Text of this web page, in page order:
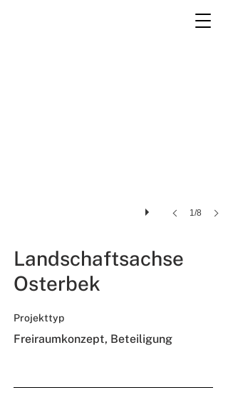
1/8
Landschaftsachse
Osterbek
Projekttyp
Freiraumkonzept, Beteiligung